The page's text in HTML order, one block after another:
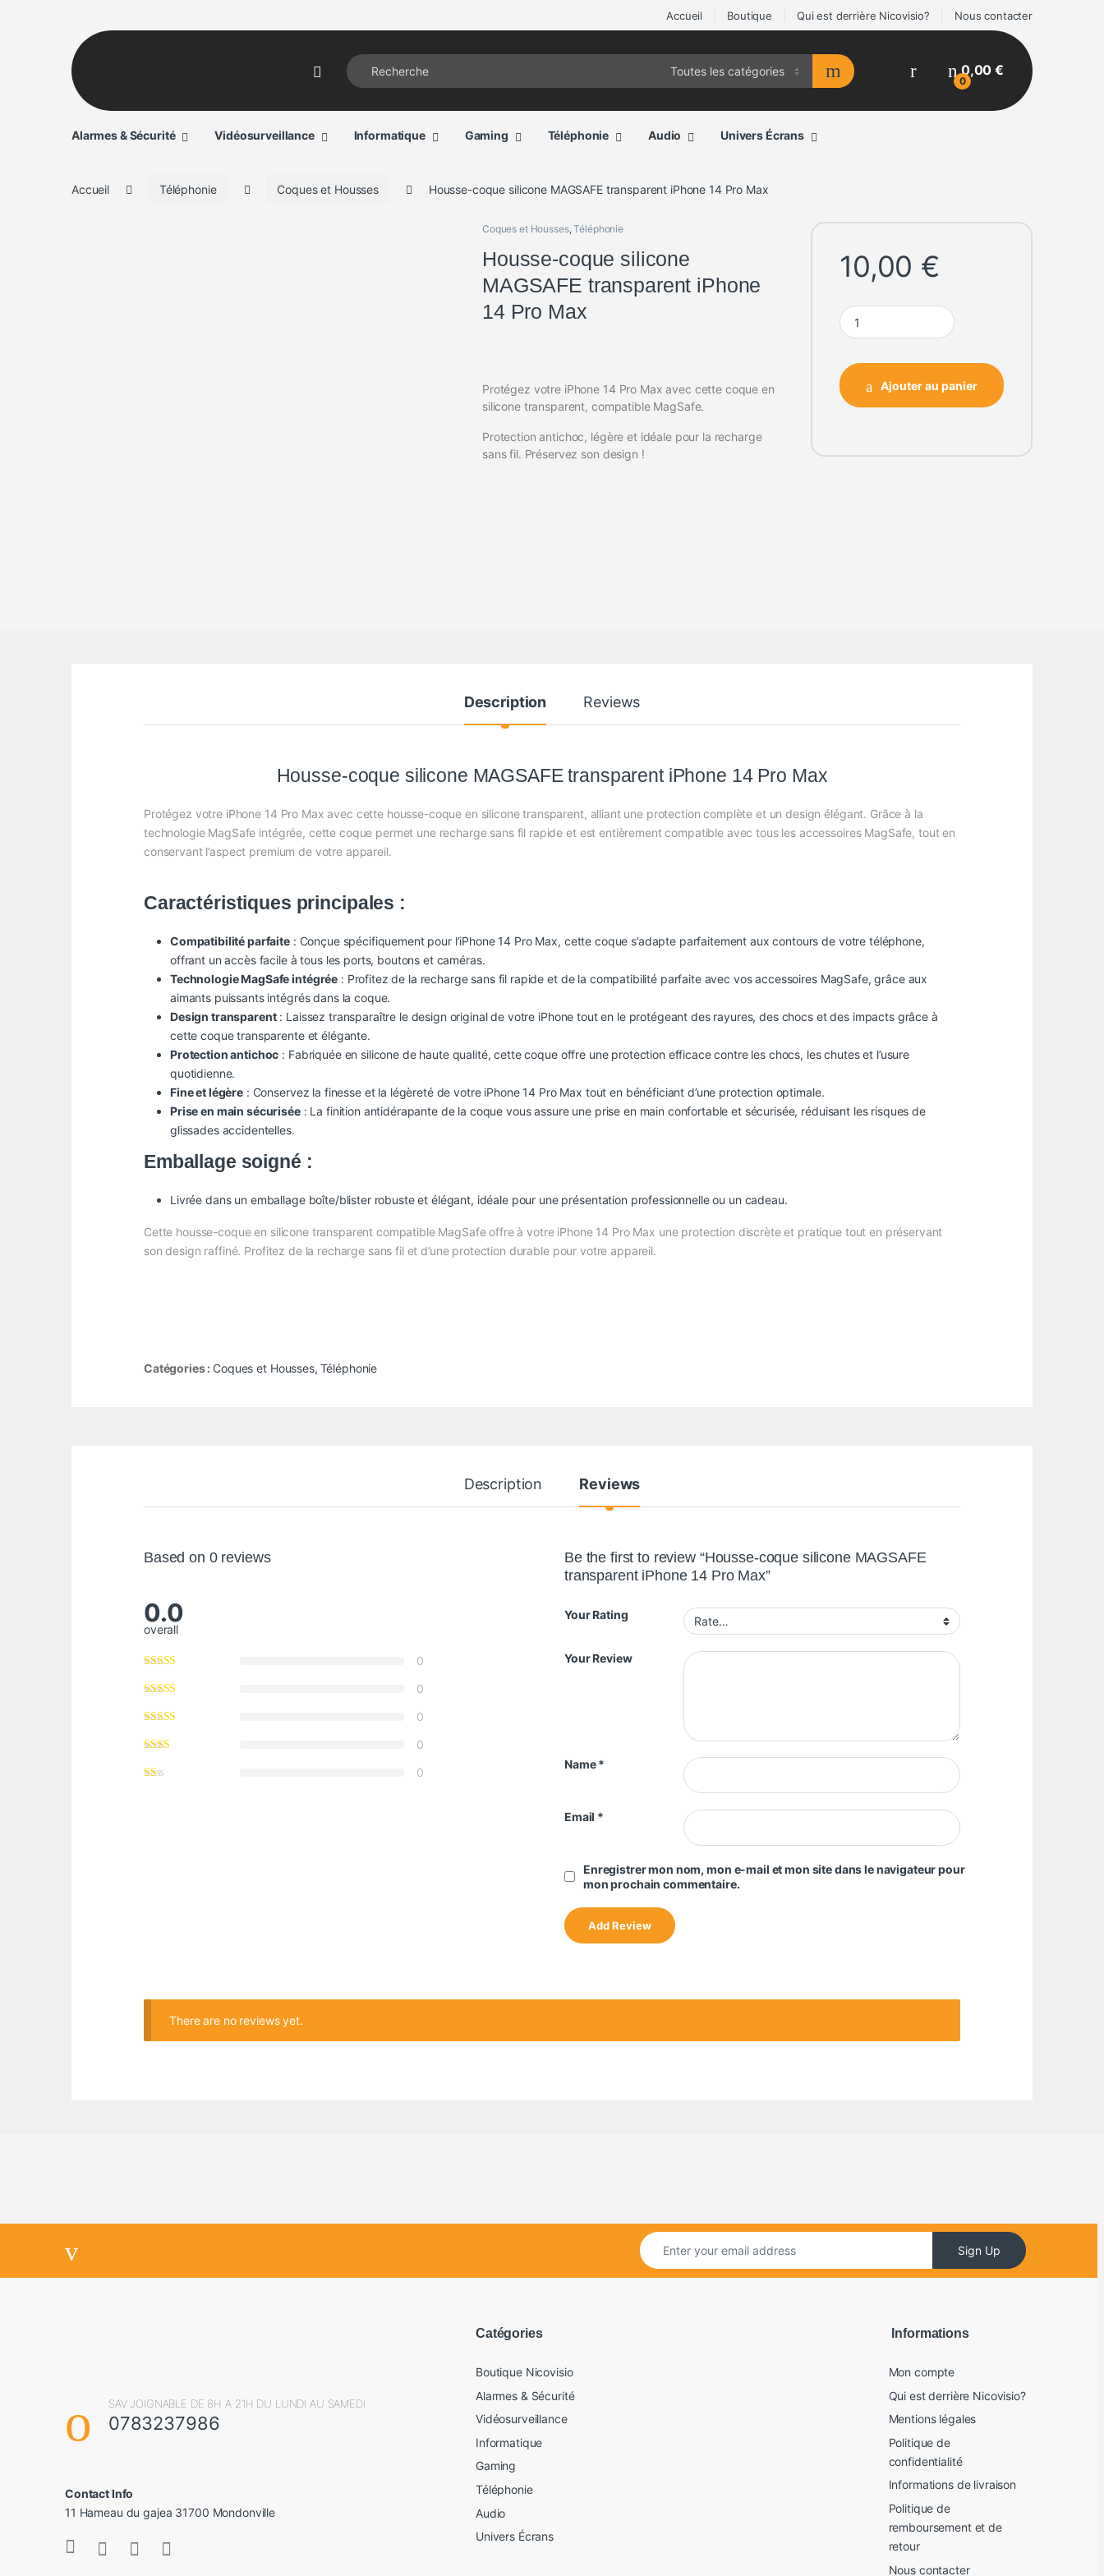
Accueil Boutique Qui est derrière Nicovisio? Nous contacter
Search for:
0
0,00€
Alarmes & Sécurité Vidéosurveillance Informatique Gaming Téléphonie Audio Univers Écrans
Accueil Téléphonie Coques et Housses Housse-coque silicone MAGSAFE transparent iPhone 14 Pro Max
Coques et Housses,Téléphonie
Housse-coque silicone
MAGSAFE transparent iPhone
14 Pro Max
Protégez votre iPhone 14 Pro Max avec cette coque en
silicone transparent, compatible MagSafe.
Protection antichoc, légère et idéale pour la recharge
sans fil. Préservez son design !
10,00 €
Housse-coque silicone MAGSAFE transparent
Ajouter au panier
Description Reviews
Housse-coque silicone MAGSAFE transparent iPhone 14 Pro Max
Protégez votre iPhone 14 Pro Max avec cette housse-coque en silicone transparent, alliant une protection complète et un design élégant. Grâce à la
technologie MagSafe intégrée, cette coque permet une recharge sans fil rapide et est entièrement compatible avec tous les accessoires MagSafe, tout en
conservant l’aspect premium de votre appareil.
Caractéristiques principales :
Compatibilité parfaite: Conçue spécifiquement pour l’iPhone 14 Pro Max, cette coque s’adapte parfaitement aux contours de votre téléphone,
offrant un accès facile à tous les ports, boutons et caméras.
Technologie MagSafe intégrée : Profitez de la recharge sans fil rapide et de la compatibilité parfaite avec vos accessoires MagSafe, grâce aux
aimants puissants intégrés dans la coque.
Design transparent: Laissez transparaître le design original de votre iPhone tout en le protégeant des rayures, des chocs et des impacts grâce à
cette coque transparente et élégante.
Protection antichoc : Fabriquée en silicone de haute qualité, cette coque offre une protection efficace contre les chocs, les chutes et l’usure
quotidienne.
Fine et légère : Conservez la finesse et la légèreté de votre iPhone 14 Pro Max tout en bénéficiant d’une protection optimale.
Prise en main sécurisée: La finition antidérapante de la coque vous assure une prise en main confortable et sécurisée, réduisant les risques de
glissades accidentelles.
Emballage soigné :
Livrée dans un emballage boîte/blister robuste et élégant, idéale pour une présentation professionnelle ou un cadeau.
Cette housse-coque en silicone transparent compatible MagSafe offre à votre iPhone 14 Pro Max une protection discrète et pratique tout en préservant
son design raffiné. Profitez de la recharge sans fil et d’une protection durable pour votre appareil.
Catégories : Coques et Housses, Téléphonie
Description Reviews
Based on 0 reviews
0.0
overall
0
0
0
0
0
Be the first to review “Housse-coque silicone MAGSAFE
transparent iPhone 14 Pro Max”
Your Rating
Your Review
Name*
Email *
Enregistrer mon nom, mon e-mail et mon site dans le navigateur pour
mon prochain commentaire.
There are no reviews yet.
Sign Up
SAV JOIGNABLE DE 8H A 21H DU LUNDI AU SAMEDI
0783237986
Contact Info
11 Hameau du gajea 31700 Mondonville
Catégories
Boutique Nicovisio
Alarmes & Sécurité
Vidéosurveillance
Informatique
Gaming
Téléphonie
Audio
Univers Écrans
Informations
Mon compte
Qui est derrière Nicovisio?
Mentions légales
Politique de
confidentialité
Informations de livraison
Politique de
remboursement et de
retour
Nous contacter